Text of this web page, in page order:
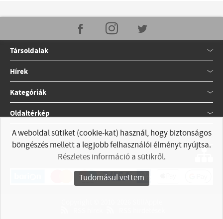
Társoldalak
Hírek
Kategóriák
Oldaltérkép
Kapcsolat
A weboldal sütiket (cookie-kat) használ, hogy biztonságos
böngészés mellett a legjobb felhasználói élményt nyújtsa.
Részletes információ a sütikről.
Tudomásul vettem